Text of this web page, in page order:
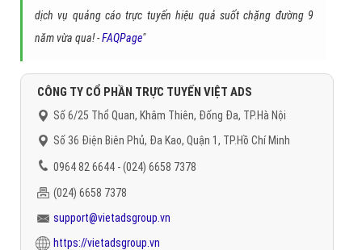
dịch vụ quảng cáo trực tuyến hiệu quả suốt chặng đường 9
năm vừa qua! -FAQPage"
CÔNG TY CỔ PHẦN TRỰC TUYẾN VIỆT ADS
Số 6/25 Thổ Quan, Khâm Thiên, Đống Đa, TP.Hà Nội
Số 36 Điện Biên Phủ, Đa Kao, Quận 1, TP.Hồ Chí Minh
0964 82 6644 - (024) 6658 7378
(024) 6658 7378
support@vietadsgroup.vn
https://vietadsgroup.vn